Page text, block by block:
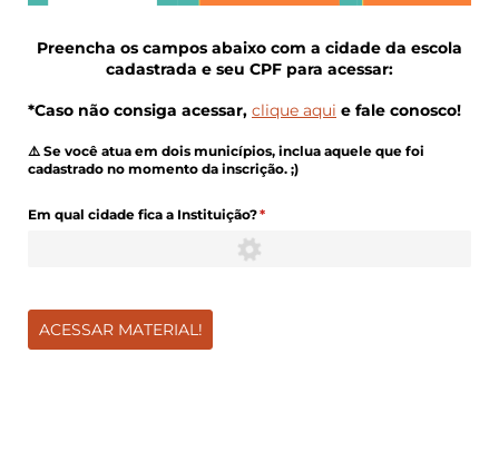
Preencha os campos abaixo com a cidade da escola
cadastrada e seu CPF para acessar:
*Caso não consiga acessar, clique aqui e fale conosco!
⚠️ Se você atua em dois municípios, inclua aquele que foi
cadastrado no momento da inscrição. ;)
Em qual cidade fica a Instituição?*
(obrigatório)
ACESSAR MATERIAL!